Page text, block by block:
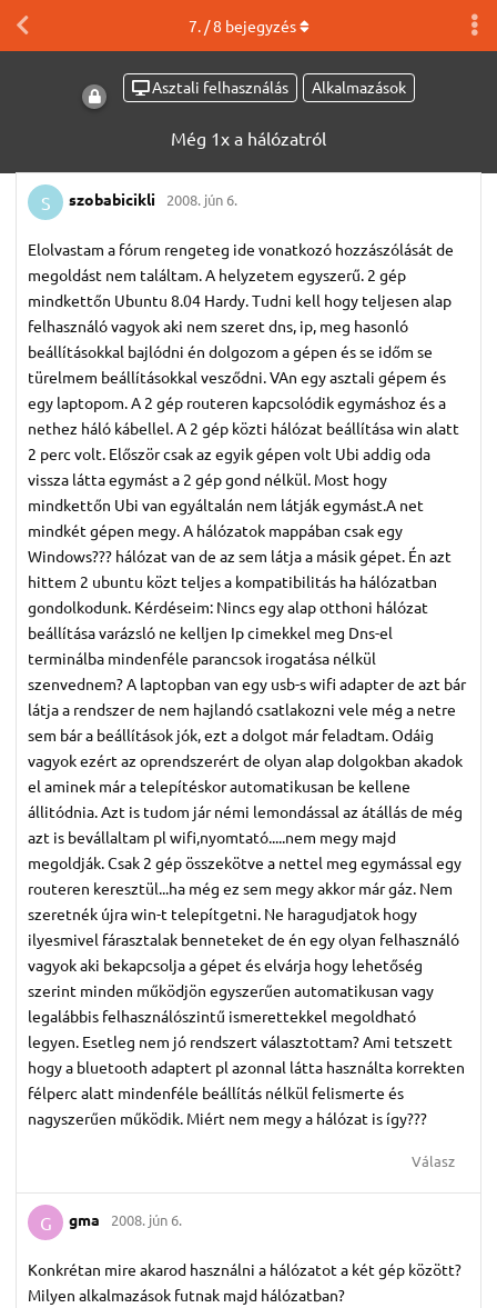
Asztali felhasználás Alkalmazások
Még 1x a hálózatról
7. /8 bejegyzés
S szobabicikli 2008. jún 6.
Elolvastam a fórum rengeteg ide vonatkozó hozzászólását de
megoldást nem találtam. A helyzetem egyszerű. 2 gép
mindkettőn Ubuntu 8.04 Hardy. Tudni kell hogy teljesen alap
felhasználó vagyok aki nem szeret dns, ip, meg hasonló
beállításokkal bajlódni én dolgozom a gépen és se időm se
türelmem beállításokkal vesződni. VAn egy asztali gépem és
egy laptopom. A 2 gép routeren kapcsolódik egymáshoz és a
nethez háló kábellel. A 2 gép közti hálózat beállítása win alatt
2 perc volt. Először csak az egyik gépen volt Ubi addig oda
vissza látta egymást a 2 gép gond nélkül. Most hogy
mindkettőn Ubi van egyáltalán nem látják egymást.A net
mindkét gépen megy. A hálózatok mappában csak egy
Windows??? hálózat van de az sem látja a másik gépet. Én azt
hittem 2 ubuntu közt teljes a kompatibilitás ha hálózatban
gondolkodunk. Kérdéseim: Nincs egy alap otthoni hálózat
beállítása varázsló ne kelljen Ip cimekkel meg Dns-el
terminálba mindenféle parancsok irogatása nélkül
szenvednem? A laptopban van egy usb-s wifi adapter de azt bár
látja a rendszer de nem hajlandó csatlakozni vele még a netre
sem bár a beállítások jók, ezt a dolgot már feladtam. Odáig
vagyok ezért az oprendszerért de olyan alap dolgokban akadok
el aminek már a telepítéskor automatikusan be kellene
állitódnia. Azt is tudom jár némi lemondással az átállás de még
azt is bevállaltam pl wifi,nyomtató.....nem megy majd
megoldják. Csak 2 gép összekötve a nettel meg egymással egy
routeren keresztül...ha még ez sem megy akkor már gáz. Nem
szeretnék újra win-t telepítgetni. Ne haragudjatok hogy
ilyesmivel fárasztalak benneteket de én egy olyan felhasználó
vagyok aki bekapcsolja a gépet és elvárja hogy lehetőség
szerint minden működjön egyszerűen automatikusan vagy
legalábbis felhasználószintű ismerettekkel megoldható
legyen. Esetleg nem jó rendszert választottam? Ami tetszett
hogy a bluetooth adaptert pl azonnal látta használta korrekten
félperc alatt mindenféle beállítás nélkül felismerte és
nagyszerűen működik. Miért nem megy a hálózat is így???
Válasz
G gma 2008. jún 6.
Konkrétan mire akarod használni a hálózatot a két gép között?
Milyen alkalmazások futnak majd hálózatban?